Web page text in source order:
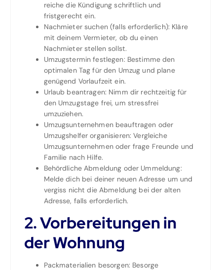
reiche die Kündigung schriftlich und
fristgerecht ein.
Nachmieter suchen (falls erforderlich): Kläre
mit deinem Vermieter, ob du einen
Nachmieter stellen sollst.
Umzugstermin festlegen: Bestimme den
optimalen Tag für den Umzug und plane
genügend Vorlaufzeit ein.
Urlaub beantragen: Nimm dir rechtzeitig für
den Umzugstage frei, um stressfrei
umzuziehen.
Umzugsunternehmen beauftragen oder
Umzugshelfer organisieren: Vergleiche
Umzugsunternehmen oder frage Freunde und
Familie nach Hilfe.
Behördliche Abmeldung oder Ummeldung:
Melde dich bei deiner neuen Adresse um und
vergiss nicht die Abmeldung bei der alten
Adresse, falls erforderlich.
2. Vorbereitungen in
der Wohnung
Packmaterialien besorgen: Besorge